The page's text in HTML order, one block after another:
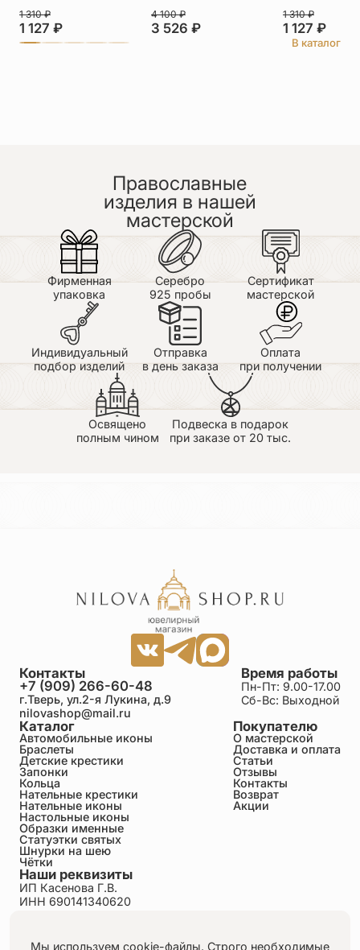
1 127 ₽
1 310₽
3 526 ₽
4 100₽
1 127 ₽
1 310₽
В каталог
Православные
изделия в нашей
мастерской
Фирменная
упаковка
Серебро
925 пробы
Сертификат
мастерской
Индивидуальный
подбор изделий
Отправка
в день заказа
Оплата
при получении
Освящено
полным чином
Подвеска в подарок
при заказе от 20 тыс.
Каталог
Автомобильные иконы
Браслеты
Детские крестики
Запонки
Кольца
Нательные крестики
Нательные иконы
Настольные иконы
Образки именные
Статуэтки святых
Шнурки на шею
Чётки
Покупателю
О мастерской
Доставка и оплата
Статьи
Отзывы
Контакты
Возврат
Акции
Время работы
Пн-Пт: 9.00-17.00
Сб-Вс: Выходной
Контакты
+7 (909) 266-60-48
г.Тверь, ул.2-я Лукина, д.9
nilovashop@mail.ru
Наши реквизиты
ИП Касенова Г.В.
ИНН 690141340620
Пользовательское соглашение
Мы используем cookie-файлы. Строго необходимые